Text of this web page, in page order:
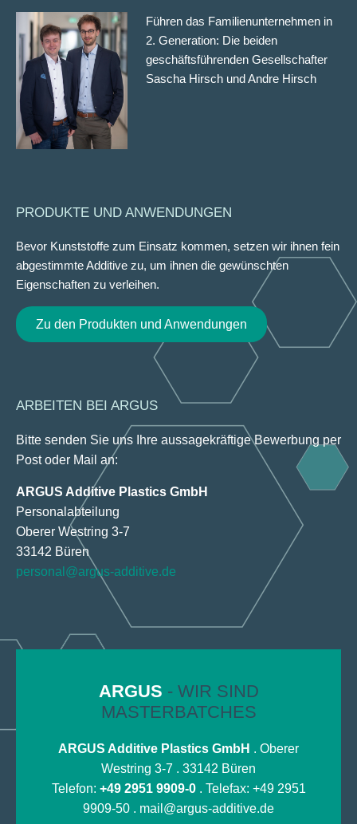
Führen das Familienunternehmen in
2. Generation: Die beiden
geschäftsführenden Gesellschafter
Sascha Hirsch und Andre Hirsch
PRODUKTE UND ANWENDUNGEN
Bevor Kunststoffe zum Einsatz kommen, setzen wir ihnen fein
abgestimmte Additive zu, um ihnen die gewünschten
Eigenschaften zu verleihen.
Zu den Produkten und Anwendungen
ARBEITEN BEI ARGUS
Bitte senden Sie uns Ihre aussagekräftige Bewerbung per
Post oder Mail an:
ARGUS Additive Plastics GmbH
Personalabteilung
Oberer Westring 3-7
33142 Büren
personal@argus-additive.de
ARGUS - WIR SIND
MASTERBATCHES
ARGUS Additive Plastics GmbH . Oberer
Westring 3-7 . 33142 Büren
Telefon: +49 2951 9909-0. Telefax: +49 2951
9909-50 . mail@argus-additive.de